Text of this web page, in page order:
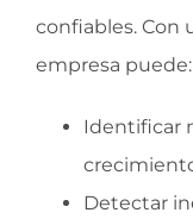
confiables. Con
empresa puede:
Identificar
Detectar